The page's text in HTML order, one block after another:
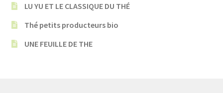
LU YU ET LE CLASSIQUE DU THÉ
Thé petits producteurs bio
UNE FEUILLE DE THE